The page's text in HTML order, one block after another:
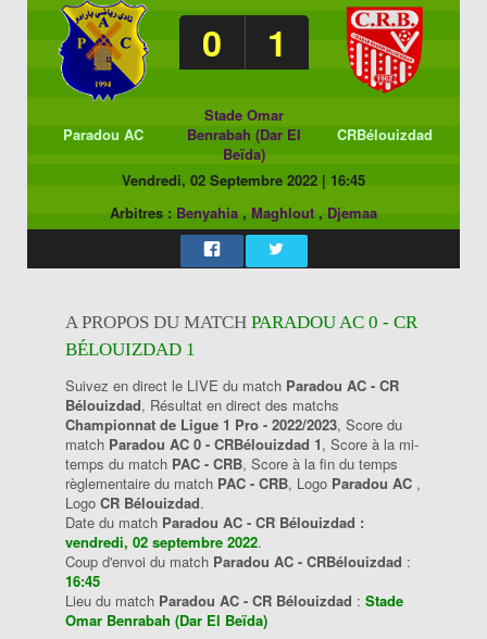
0 1
Paradou AC
Stade Omar
Benrabah (Dar El
Beïda)
CRBélouizdad
Vendredi, 02 Septembre 2022 | 16:45
Arbitres : Benyahia , Maghlout , Djemaa
A PROPOS DU MATCH PARADOU AC 0 - CR
BÉLOUIZDAD 1
Suivez en direct le LIVE du match Paradou AC - CR
Bélouizdad, Résultat en direct des matchs
Championnat de Ligue 1 Pro - 2022/2023, Score du
match Paradou AC 0 - CRBélouizdad 1, Score à la mi-
temps du match PAC - CRB, Score à la fin du temps
règlementaire du match PAC - CRB, Logo Paradou AC ,
Logo CR Bélouizdad.
Date du match Paradou AC - CR Bélouizdad :
vendredi, 02 septembre 2022.
Coup d'envoi du match Paradou AC - CRBélouizdad :
16:45
Lieu du match Paradou AC - CR Bélouizdad : Stade
Omar Benrabah (Dar El Beïda)